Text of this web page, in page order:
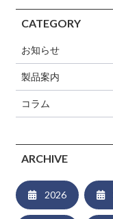
CATEGORY
お知らせ
製品案内
コラム
ARCHIVE
2026